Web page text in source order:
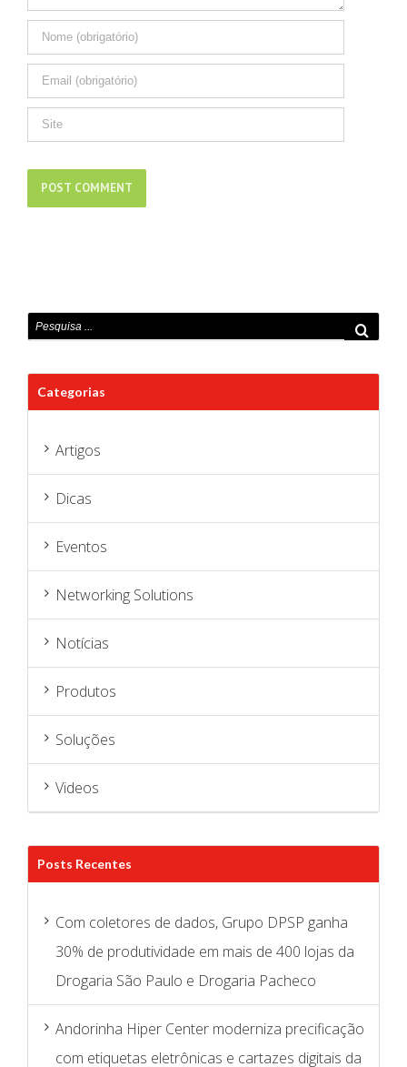
Artigos
Dicas
Posts Recentes
Com coletores de dados, Grupo DPSP ganha
com etiquetas eletrônicas e cartazes digitais da
Seal Sistemas
Elétrica Takei automatiza gestão de preços e
melhora visual da loja com mais de 5 mil